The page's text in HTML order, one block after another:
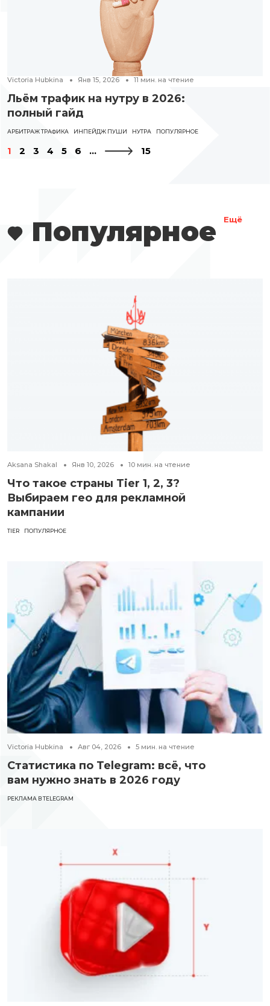
Victoria Hubkina Янв 15, 2026 11 мин. на чтение
Льём трафик на нутру в 2026:
полный гайд
АРБИТРАЖ ТРАФИКА ИНПЕЙДЖ ПУШИ НУТРА ПОПУЛЯРНОЕ
1 2 3 4 5 6 ... 15
Популярное Ещё
Aksana Shakal Янв 10, 2026 10 мин. на чтение
Что такое страны Tier 1, 2, 3?
Выбираем гео для рекламной
кампании
TIER ПОПУЛЯРНОЕ
Victoria Hubkina Авг 04, 2026 5 мин. на чтение
Статистика по Telegram: всё, что
вам нужно знать в 2026 году
РЕКЛАМА В TELEGRAM